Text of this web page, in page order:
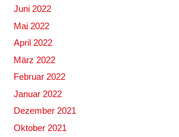
Juni 2022
Mai 2022
April 2022
März 2022
Februar 2022
Januar 2022
Dezember 2021
Oktober 2021